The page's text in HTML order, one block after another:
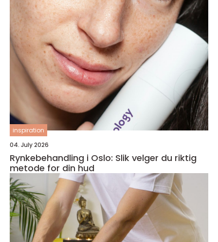
inspiration
04. July 2026
Rynkebehandling i Oslo: Slik velger du riktig
metode for din hud